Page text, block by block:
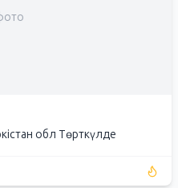
обл Төрткүлде